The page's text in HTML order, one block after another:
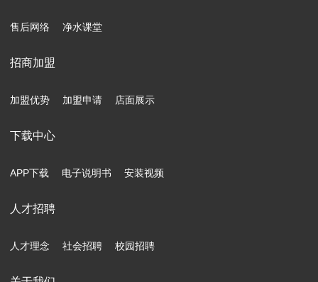
售后网络 净水课堂
招商加盟
加盟优势 加盟申请 店面展示
下载中心
APP下载 电子说明书 安装视频
人才招聘
人才理念 社会招聘 校园招聘